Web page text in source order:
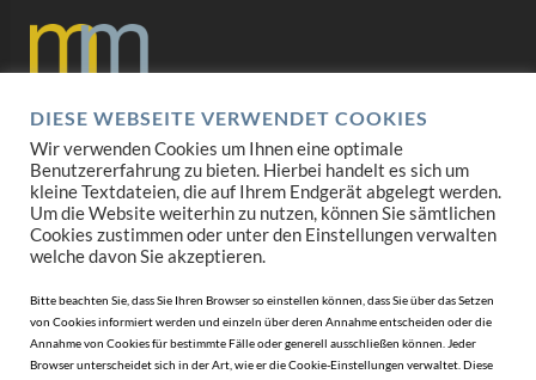
Datenschutz
Impressum
AGB
DIESE WEBSEITE VERWENDET COOKIES
Wir verwenden Cookies um Ihnen eine optimale
Benutzererfahrung zu bieten. Hierbei handelt es sich um
kleine Textdateien, die auf Ihrem Endgerät abgelegt werden.
Um die Website weiterhin zu nutzen, können Sie sämtlichen
Cookies zustimmen oder unter den Einstellungen verwalten
welche davon Sie akzeptieren.
Bitte beachten Sie, dass Sie Ihren Browser so einstellen können, dass Sie über das Setzen
von Cookies informiert werden und einzeln über deren Annahme entscheiden oder die
Annahme von Cookies für bestimmte Fälle oder generell ausschließen können. Jeder
Browser unterscheidet sich in der Art, wie er die Cookie-Einstellungen verwaltet. Diese